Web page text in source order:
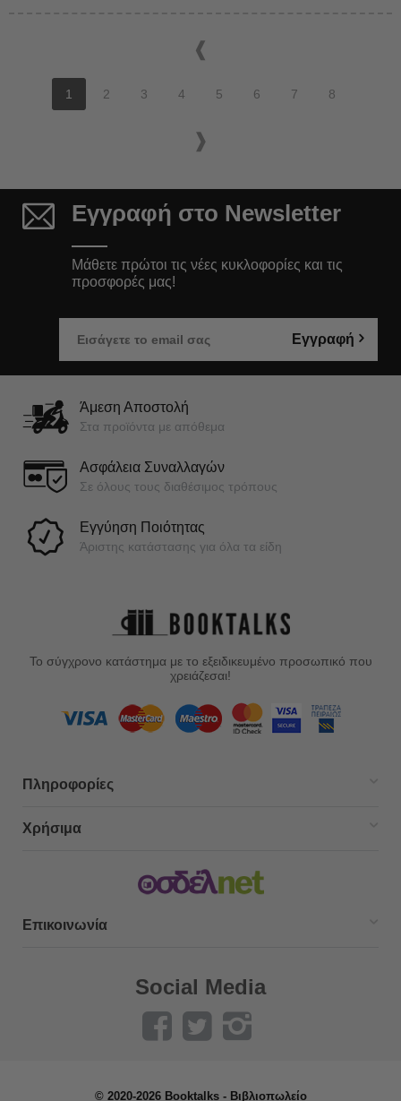
1 2 3 4 5 6 7 8
Εγγραφή στο Newsletter
Μάθετε πρώτοι τις νέες κυκλοφορίες και τις
προσφορές μας!
Εγγραφή
Άμεση Αποστολή
Στα προϊόντα με απόθεμα
Ασφάλεια Συναλλαγών
Σε όλους τους διαθέσιμος τρόπους
Εγγύηση Ποιότητας
Άριστης κατάστασης για όλα τα είδη
Το σύγχρονο κατάστημα με το εξειδικευμένο προσωπικό που
χρειάζεσαι!
Πληροφορίες
Χρήσιμα
Επικοινωνία
Social Media
© 2020-2026 Booktalks - Βιβλιοπωλείο